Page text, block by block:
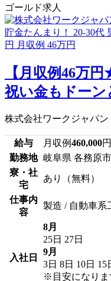
ゴールド求人
【月収例46万
祝い金もドーン
株式会社ワークジャパン
給与 月収例460,000円
勤務地 岐阜県 各務原市
寮・社
宅
あり（無料）
仕事内
容
製造 / 自動車系
入社日
8月
25日 27日
9月
3日 8日 10日 15
※目安になりま